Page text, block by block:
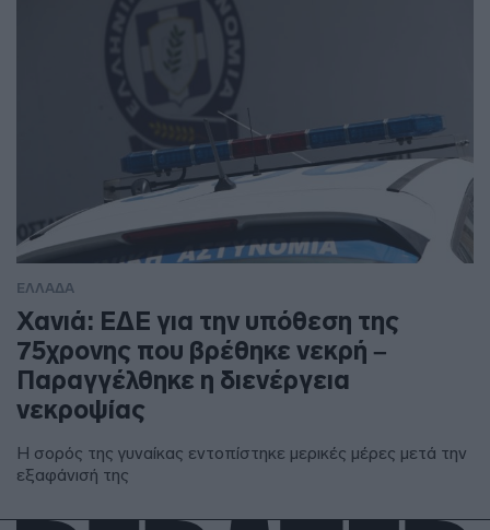
ΕΛΛΑΔΑ
Χανιά: ΕΔΕ για την υπόθεση της
75χρονης που βρέθηκε νεκρή –
Παραγγέλθηκε η διενέργεια
νεκροψίας
Η σορός της γυναίκας εντοπίστηκε μερικές μέρες μετά την
εξαφάνισή της